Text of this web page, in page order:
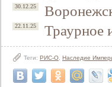
30.12.25
22.11.25 Траурное
Теги: РИС-О Наследие